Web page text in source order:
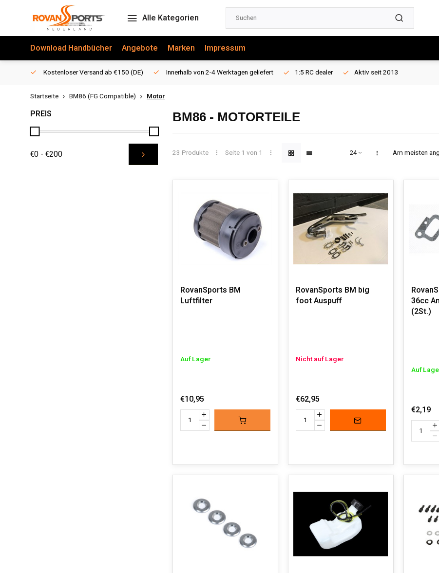
Alle Kategorien
Download Handbücher Angebote Marken Impressum
Kostenloser Versand ab €150 (DE) Innerhalb von 2-4 Werktagen geliefert 1:5 RC dealer Aktiv seit 2013
Startseite BM86 (FG Compatible) Motor
PREIS
€0 - €200
BM86 - MOTORTEILE
23 Produkte Seite 1 von 1 Am meisten
RovanSports BM
Luftfilter
Auf Lager
€10,95
RovanSports BM big
foot Auspuff
Nicht auf Lager
€62,95
36cc Ansaugdichtungen
(2St.)
Auf
€2,19